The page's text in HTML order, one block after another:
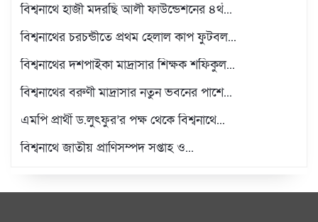
বিশ্বনাথে হাজী মদরছি আলী ফাউন্ডেশনের ৪র্থ...
বিশ্বনাথের চরচন্ডীতে প্রথম হেলাল কাপ ফুটবল...
বিশ্বনাথের দশপাইকা মাদ্রাসার শিক্ষক শফিকুল...
বিশ্বনাথের বরুণী মাদ্রাসার নতুন ভবনের পাশে...
এমপি প্রার্থী ড.লুৎফুর’র পক্ষ থেকে বিশ্বনাথে...
বিশ্বনাথে জাতীয় প্রাণিসম্পদ সপ্তাহ ও...